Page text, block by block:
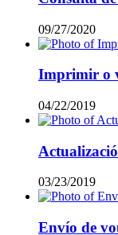
09/27/2020
Imprimir o
04/22/2019
03/23/2019
Envío de